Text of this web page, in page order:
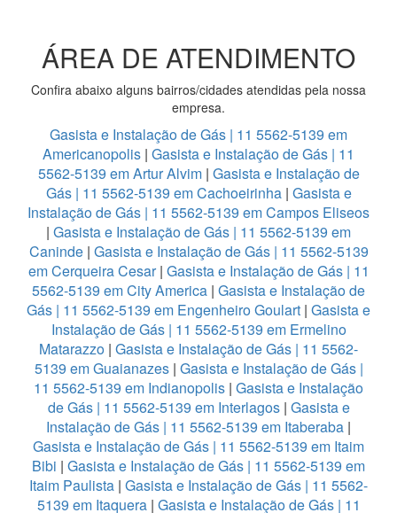
ÁREA DE ATENDIMENTO
Confira abaixo alguns bairros/cidades atendidas pela nossa
empresa.
Gasista e Instalação de Gás | 11 5562-5139 em
Americanopolis | Gasista e Instalação de Gás | 11
5562-5139 em Artur Alvim | Gasista e Instalação de
Gás | 11 5562-5139 em Cachoeirinha| Gasista e
Instalação de Gás | 11 5562-5139 em Campos Eliseos
| Gasista e Instalação de Gás | 11 5562-5139 em
Caninde| Gasista e Instalação de Gás | 11 5562-5139
em Cerqueira Cesar| Gasista e Instalação de Gás | 11
5562-5139 em City America | Gasista e Instalação de
Gás | 11 5562-5139 em Engenheiro Goulart | Gasista e
Instalação de Gás | 11 5562-5139 em Ermelino
Matarazzo | Gasista e Instalação de Gás | 11 5562-
5139 em Guaianazes| Gasista e Instalação de Gás |
11 5562-5139 em Indianopolis | Gasista e Instalação
de Gás | 11 5562-5139 em Interlagos| Gasista e
Instalação de Gás | 11 5562-5139 em Itaberaba |
Gasista e Instalação de Gás | 11 5562-5139 em Itaim
Bibi | Gasista e Instalação de Gás | 11 5562-5139 em
Itaim Paulista | Gasista e Instalação de Gás | 11 5562-
5139 em Itaquera| Gasista e Instalação de Gás | 11